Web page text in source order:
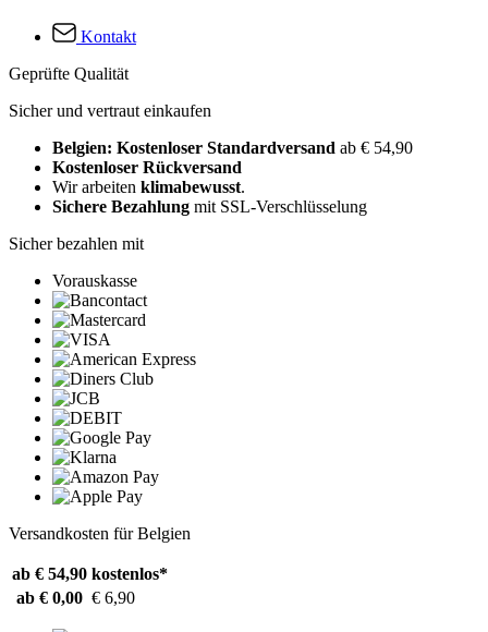
Kontakt
Geprüfte Qualität
Sicher und vertraut einkaufen
Belgien: Kostenloser Standardversand ab € 54,90
Kostenloser Rückversand
Wir arbeiten klimabewusst.
Sichere Bezahlung mit SSL-Verschlüsselung
Sicher bezahlen mit
Vorauskasse
Versandkosten für Belgien
ab € 54,90 kostenlos*
ab € 0,00 € 6,90